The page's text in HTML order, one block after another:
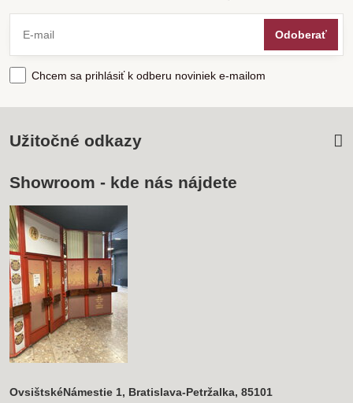
Odoberať
Chcem sa prihlásiť k odberu noviniek e-mailom
Užitočné odkazy
Showroom - kde nás nájdete
OvsištskéNámestie 1, Bratislava-Petržalka, 85101